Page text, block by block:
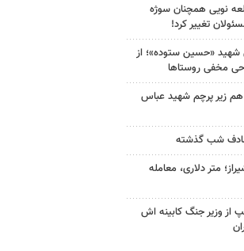
نویی همچنان سوژه
تغییر کرد!
شهید «حسین ستوده»؛ از
مخفی روستاها
هم زیر پرچم شهید عباس
متر دلاری، معامله
از وزیر جنگ کابینه اش